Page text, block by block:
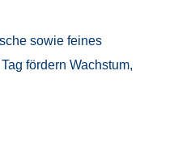
sowie feines
fördern Wachstum,